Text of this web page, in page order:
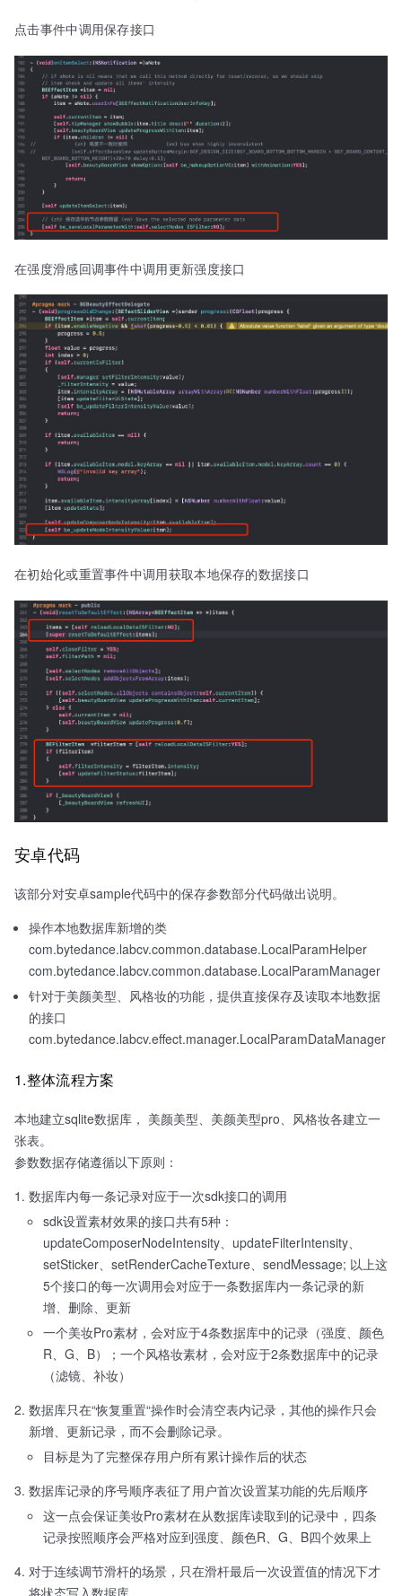
点击事件中调用保存接口
在强度滑感回调事件中调用更新强度接口
在初始化或重置事件中调用获取本地保存的数据接口
安卓代码
该部分对安卓sample代码中的保存参数部分代码做出说明。
操作本地数据库新增的类
com.bytedance.labcv.common.database.LocalParamHelper
com.bytedance.labcv.common.database.LocalParamManager
针对于美颜美型、风格妆的功能，提供直接保存及读取本地数据
的接口
com.bytedance.labcv.effect.manager.LocalParamDataManager
1.整体流程方案
本地建立sqlite数据库， 美颜美型、美颜美型pro、风格妆各建立一
张表。
参数数据存储遵循以下原则：
数据库内每一条记录对应于一次sdk接口的调用
sdk设置素材效果的接口共有5种：
updateComposerNodeIntensity、updateFilterIntensity、
setSticker、setRenderCacheTexture、sendMessage; 以上这
5个接口的每一次调用会对应于一条数据库内一条记录的新
增、删除、更新
一个美妆Pro素材，会对应于4条数据库中的记录（强度、颜色
R、G、B）；一个风格妆素材，会对应于2条数据库中的记录
（滤镜、补妆）
数据库只在“恢复重置“操作时会清空表内记录，其他的操作只会
新增、更新记录，而不会删除记录。
目标是为了完整保存用户所有累计操作后的状态
数据库记录的序号顺序表征了用户首次设置某功能的先后顺序
这一点会保证美妆Pro素材在从数据库读取到的记录中，四条
记录按照顺序会严格对应到强度、颜色R、G、B四个效果上
对于连续调节滑杆的场景，只在滑杆最后一次设置值的情况下才